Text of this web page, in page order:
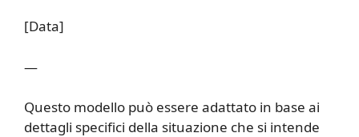
[Data]
—
Questo modello può essere adattato in base ai
dettagli specifici della situazione che si intende